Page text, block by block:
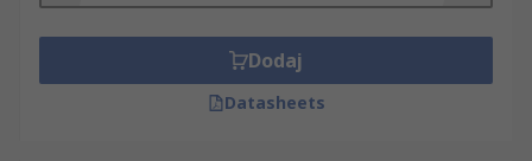
Dodaj
Datasheets